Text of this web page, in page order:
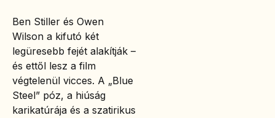
Ben Stiller és Owen
Wilson a kifutó két
legüresebb fejét alakítják –
és ettől lesz a film
végtelenül vicces. A „Blue
Steel” póz, a hiúság
karikatúrája és a szatirikus